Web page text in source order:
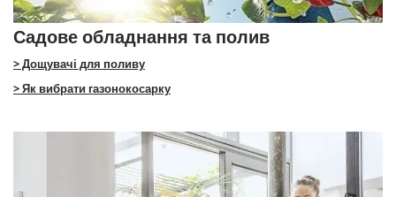
Садове обладнання та полив
> Дощувачі для поливу
> Як вибрати газонокосарку